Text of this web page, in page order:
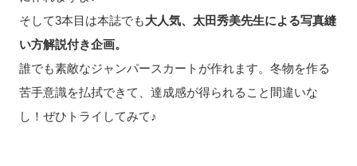
そして3本目は本誌でも大人気、太田秀美先生による写真縫
い方解説付き企画。
誰でも素敵なジャンパースカートが作れます。冬物を作る
苦手意識を払拭できて、達成感が得られること間違いな
し！ぜひトライしてみて♪